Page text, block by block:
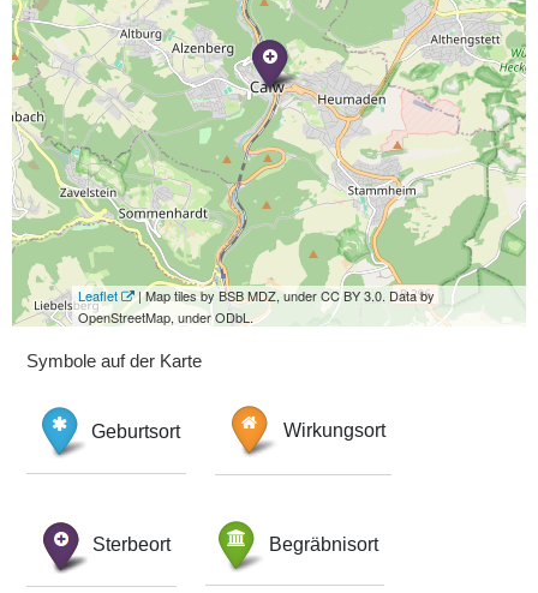
Leaflet
| Map tiles by BSB MDZ, under CC BY 3.0. Data by
OpenStreetMap, under ODbL.
Symbole auf der Karte
Geburtsort Wirkungsort
Sterbeort Begräbnisort